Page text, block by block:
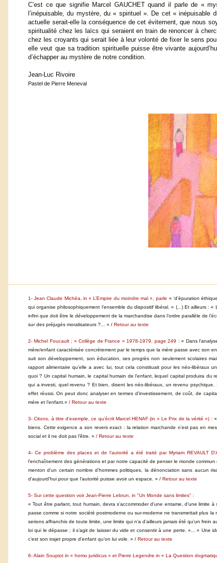
C’est ce que signifie Marcel GAUCHET quand il parle de «
l’inépuisable, du mystère, du « spirituel ». De cet « inépuisable
actuelle serait-elle la conséquence de cet évitement, que nous
spiritualité chez les laïcs qui seraient en train de renoncer à
chez les croyants qui serait liée à leur volonté de fixer le sens
elle veut que sa tradition spirituelle puisse être vivante
d’échapper au mystère de notre condition.
Jean-Luc Rivoire
Pastel de Pierre Meneval
1- Jean Claude Michéa, in « L’Empire du moindre mal », parle « ‘d’épuration
qui organise philosophiquement l’ensemble du dispositif libéral. » (...) Et ailleurs :
infini que doit être le développement de la marchandise dans l’ordre parallèle de
sur des préjugés moralisateurs ?... » / Retour au texte
2- Michel Foucault ; « Collège de France » 1978-1979, page 249 :« Dans
mère/enfant caractérisée concrètement par le temps que la mère passe avec son
suit son développement, son éducation, ses progrès non seulement scolaires
rapport alimentaire qu'elle a avec lui, tout cela constituait pour les néo-libéraux
quoi ? Un capital humain, le capital humain de l'enfant, lequel capital produira
qui a investi, quel revenu ? Et bien, disent les néo-libéraux, un revenu
effet réussi. On peut donc analyser en termes d’investissement, de coût, de
mère et l’enfant.» / Retour au texte
3- Citons, à titre d’exemple, ce qu’écrit Marcel HENAF (in « Le Prix de la vérité ») :
biens. Cette exigence a son revers exact : la relation marchande n’est pas en
social et il ne doit pas l’être. » / Retour au texte
4- Ce problème des places et de l'autorité a été traité par Myriam REVAULT
l'enchaînement des générations et par notre capacité de penser le monde
menton d'un certain nombre d'hommes politiques, la dénonciation sans aucun
d'aujourd'hui pour que l'autorité puisse avoir un espace. » / Retour au texte
5- Sur cette question voir Jean-Pierre Lebrun, in "Un Monde sans limites" :
« Tout être parlant, tout humain, devra s’accommoder d’une entame, d’une
passe comme si notre société postmoderne ou sur-moderne ne transmettait plus
serions affranchis de toute limite, une limite qui n’a d’ailleurs jamais été qu’un
loi qui le dépasse ; il s’agit de laisser du vide et consentir à une perte. »... « Une
c’est son trajet propre d’enfant qu’on lui vole. » / Retour au texte
6- Alain Soupiot in « homo juridicus » et Pierre Legendre in « La Question